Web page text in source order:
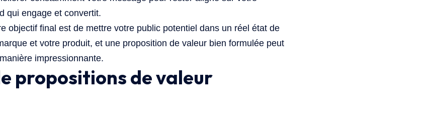
qui engage et convertit.
objectif final est de mettre votre public potentiel dans un réel état de
et votre produit, et une proposition de valeur bien formulée peut
impressionnante.
propositions de valeur